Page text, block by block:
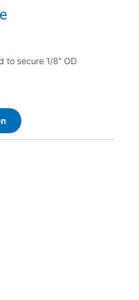
to secure 1/8" OD